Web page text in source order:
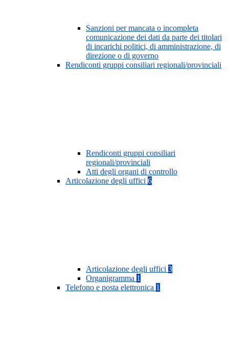
Sanzioni per mancata o incompleta
comunicazione dei dati da parte dei titolari
di incarichi politici, di amministrazione, di
direzione o di governo
Rendiconti gruppi consiliari regionali/provinciali
Rendiconti gruppi consiliari
regionali/provinciali
Atti degli organi di controllo
Articolazione degli uffici 6
Articolazione degli uffici 3
Organigramma 1
Telefono e posta elettronica 1